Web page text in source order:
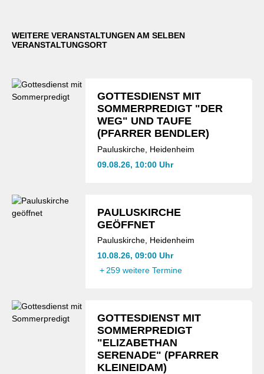
WEITERE VERANSTALTUNGEN AM SELBEN
VERANSTALTUNGSORT
GOTTESDIENST MIT
SOMMERPREDIGT "DER
WEG" UND TAUFE
(PFARRER BENDLER)
Pauluskirche, Heidenheim
09.08.26, 10:00 Uhr
PAULUSKIRCHE
GEÖFFNET
Pauluskirche, Heidenheim
10.08.26, 09:00 Uhr
+ 259 weitere Termine
GOTTESDIENST MIT
SOMMERPREDIGT
"ELIZABETHAN
SERENADE" (PFARRER
KLEINEIDAM)